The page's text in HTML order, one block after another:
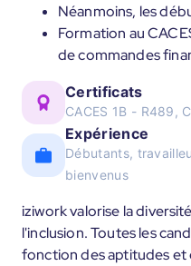
Néanmoins, les
Formation au
de commandes
Certificats
CACES 1B - R489,
Expérience
Débutants,
bienvenus
iziwork valorise la
l'inclusion. Toutes les
fonction des aptitudes et